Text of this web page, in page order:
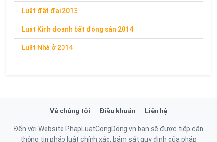
Luật đất đai 2013
Luật Kinh doanh bất động sản 2014
Luật Nhà ở 2014
Về chúng tôi Điều khoản Liên hệ
Đến với Website PhapLuatCongDong.vn bạn sẽ được tiếp cận
thông tin pháp luật chính xác, bám sát quy định của pháp